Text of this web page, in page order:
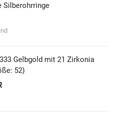
Silberohrringe
Gelbgold mit 21 Zirkonia
52)